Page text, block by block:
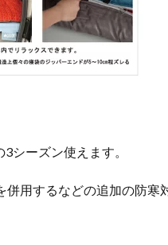
シーズン使えます。
併用するなどの追加の防寒